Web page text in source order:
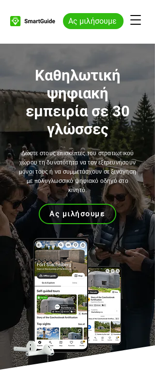
Ας μιλήσουμε
Καθηλωτική
ψηφιακή
εμπειρία σε 30
γλώσσες
Δώστε στους επισκέπτες του στρατιωτικού
χώρου τη δυνατότητα να τον εξερευνήσουν
μόνοι τους ή να συμμετάσχουν σε ξενάγηση
με πολυγλωσσικό ψηφιακό οδηγό στο
κινητό.
Ας μιλήσουμε